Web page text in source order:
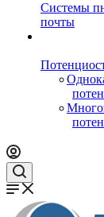
Системы
почты